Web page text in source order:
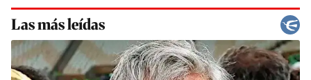
Las más leídas